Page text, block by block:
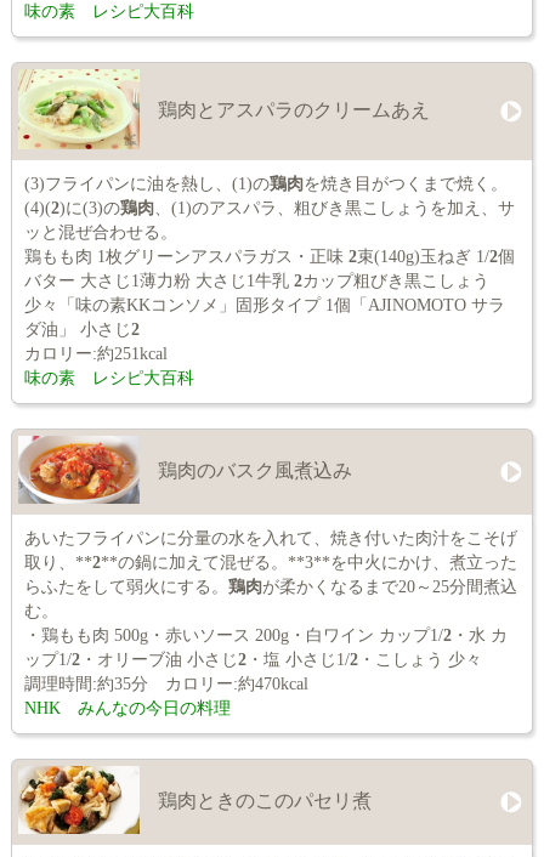
味の素 レシピ大百科
鶏肉とアスパラのクリームあえ
(3)フライパンに油を熱し、(1)の鶏肉を焼き目がつくまで焼く。
(4)(2)に(3)の鶏肉 、(1)のアスパラ、粗びき黒こしょうを加え、サ
ッと混ぜ合わせる。
鶏もも肉 1枚グリーンアスパラガス・正味 2束(140g)玉ねぎ 1/2個
バター 大さじ1薄力粉 大さじ1牛乳 2カップ粗びき黒こしょう
少々「味の素KKコンソメ」固形タイプ 1個「AJINOMOTO サラ
ダ油」 小さじ2
カロリー:約251kcal
味の素 レシピ大百科
鶏肉のバスク風煮込み
あいたフライパンに分量の水を入れて、焼き付いた肉汁をこそげ
取り、**2**の鍋に加えて混ぜる。**3**を中火にかけ、煮立った
らふたをして弱火にする。 鶏肉が柔かくなるまで20～25分間煮込
む。
・鶏もも肉 500g・赤いソース 200g・白ワイン カップ1/2・水 カ
ップ1/2・オリーブ油 小さじ2・塩 小さじ1/2・こしょう 少々
調理時間:約35分 カロリー:約470kcal
NHK みんなの今日の料理
鶏肉ときのこのパセリ煮